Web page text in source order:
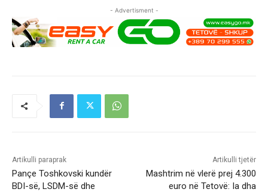
- Advertisment -
Artikulli paraprak
Pançe Toshkovski kundër
BDI-së, LSDM-së dhe
Artikulli tjetër
Mashtrim në vlerë prej 4.300
euro në Tetovë: Ia dha